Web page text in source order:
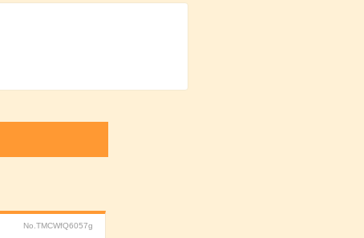
No.TMCWfQ6057g